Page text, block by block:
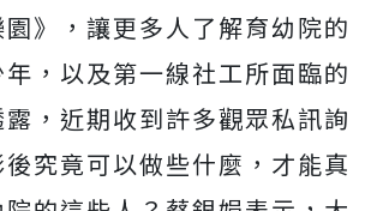
》， 讓更多人了解育幼院的
， 以及第一線社工所面臨的
， 近期收到許多觀眾私訊詢
究竟可以做些什麼， 才能真